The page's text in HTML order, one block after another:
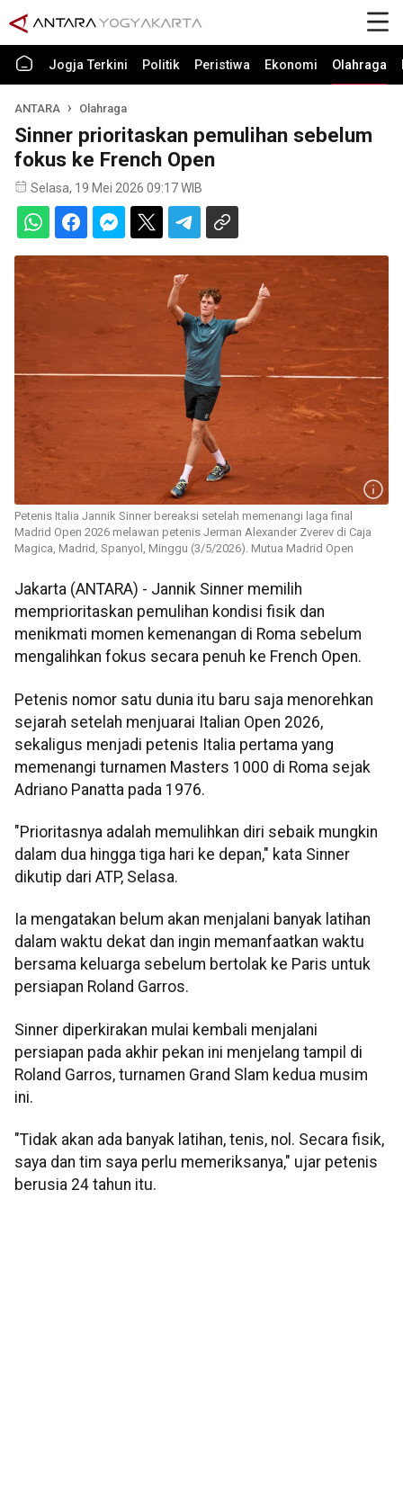
Jogja Terkini Politik Peristiwa Ekonomi Olahraga
ANTARA Olahraga
Sinner prioritaskan pemulihan sebelum
fokus ke French Open
Selasa, 19 Mei 2026 09:17 WIB
Petenis Italia Jannik Sinner bereaksi setelah memenangi laga final
Madrid Open 2026 melawan petenis Jerman Alexander Zverev di Caja
Magica, Madrid, Spanyol, Minggu (3/5/2026). Mutua Madrid Open
Jakarta (ANTARA) - Jannik Sinner memilih
memprioritaskan pemulihan kondisi fisik dan
menikmati momen kemenangan di Roma sebelum
mengalihkan fokus secara penuh ke French Open.
Petenis nomor satu dunia itu baru saja menorehkan
sejarah setelah menjuarai Italian Open 2026,
sekaligus menjadi petenis Italia pertama yang
memenangi turnamen Masters 1000 di Roma sejak
Adriano Panatta pada 1976.
"Prioritasnya adalah memulihkan diri sebaik mungkin
dalam dua hingga tiga hari ke depan," kata Sinner
dikutip dari ATP, Selasa.
Ia mengatakan belum akan menjalani banyak latihan
dalam waktu dekat dan ingin memanfaatkan waktu
bersama keluarga sebelum bertolak ke Paris untuk
persiapan Roland Garros.
Sinner diperkirakan mulai kembali menjalani
persiapan pada akhir pekan ini menjelang tampil di
Roland Garros, turnamen Grand Slam kedua musim
ini.
"Tidak akan ada banyak latihan, tenis, nol. Secara fisik,
saya dan tim saya perlu memeriksanya," ujar petenis
berusia 24 tahun itu.